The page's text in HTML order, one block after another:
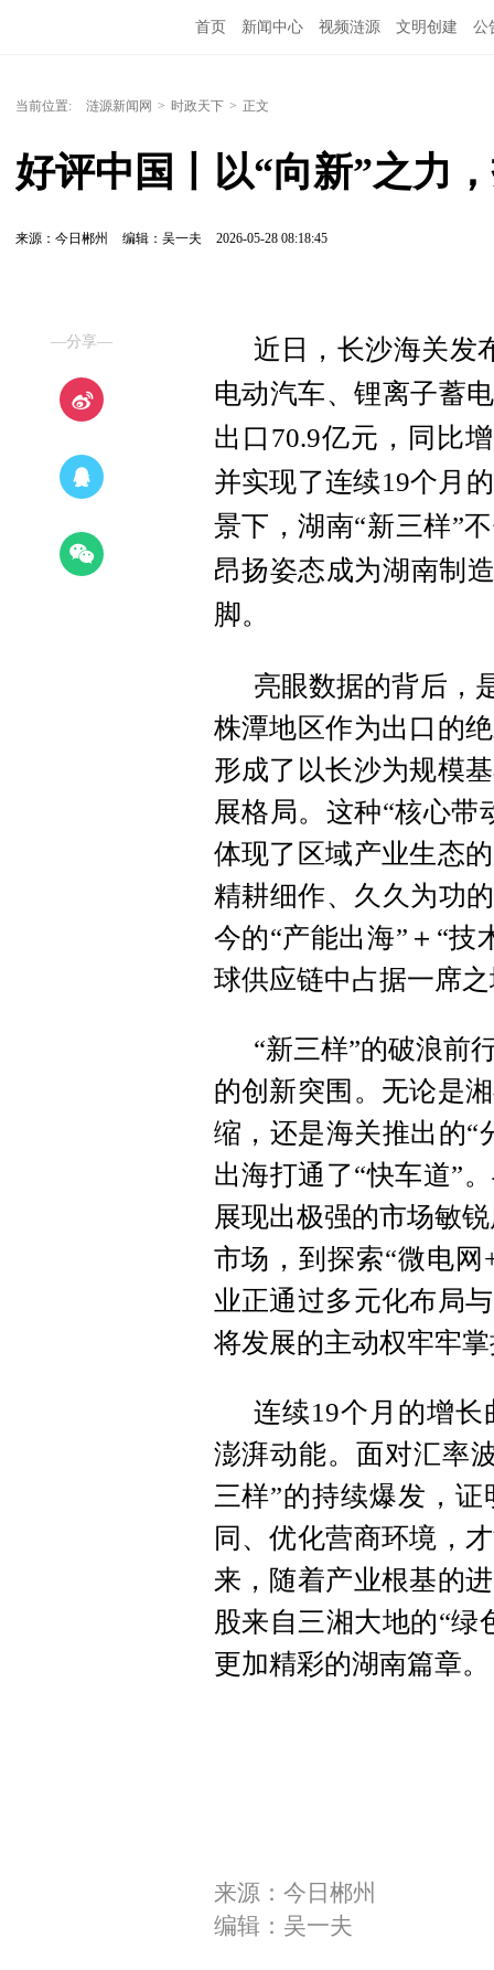
首页 新闻中心 视频涟源 文明创建 公
当前位置: 涟源新闻网 > 时政天下 > 正文
好评中国丨以“向新”之力
来源：今日郴州 编辑：吴一夫 2026-05-28 08:18:45
—分享—
近日，长沙海关发
电动汽车、锂离子蓄
出口70.9亿元，同比
并实现了连续19个月
景下，湖南“新三样”
昂扬姿态成为湖南制
脚。
亮眼数据的背后，
株潭地区作为出口的
形成了以长沙为规模
展格局。这种“核心带
体现了区域产业生态
精耕细作、久久为功
今的“产能出海”＋“技
球供应链中占据一席
“新三样”的破浪前
的创新突围。无论是
缩，还是海关推出的“
出海打通了“快车道”
展现出极强的市场敏
市场，到探索“微电
业正通过多元化布局
将发展的主动权牢牢
连续19个月的增
澎湃动能。面对汇率
三样”的持续爆发，
同、优化营商环境，
来，随着产业根基的
股来自三湘大地的“绿
更加精彩的湖南篇章。
来源：今日郴州
编辑：吴一夫